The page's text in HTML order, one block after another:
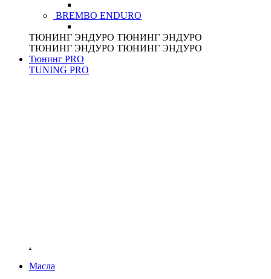
BREMBO ENDURO
ТЮНИНГ ЭНДУРО ТЮНИНГ ЭНДУРО
ТЮНИНГ ЭНДУРО ТЮНИНГ ЭНДУРО
Тюнинг PRO
TUNING PRO
.
Масла